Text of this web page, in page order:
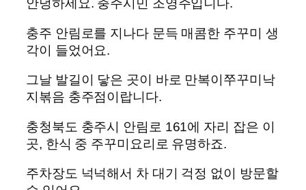
안녕하세요. 충주시민 조영주입니다.
충주 안림로를 지나다 문득 매콤한 주꾸미 생
각이 들었어요.
그날 발길이 닿은 곳이 바로 만복이쭈꾸미낙
지볶음 충주점이랍니다.
충청북도 충주시 안림로 161에 자리 잡은 이
곳, 한식 중 주꾸미요리로 유명하죠.
주차장도 넉넉해서 차 대기 걱정 없이 방문할